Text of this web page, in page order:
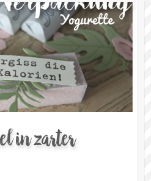
in zarter